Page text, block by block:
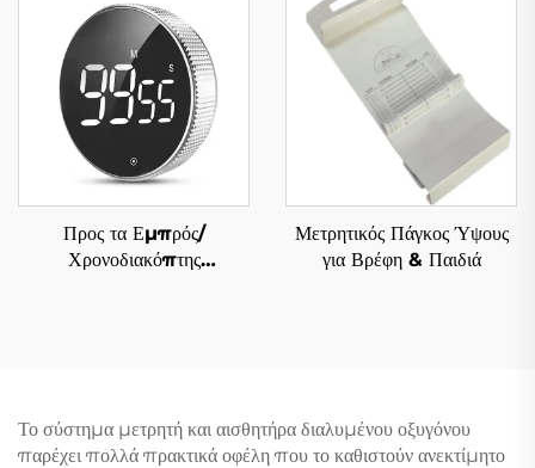
Προς τα Εμπρός/
Χρονοδιακόπτης
Μετρητικός Πάγκος Ύψους
για Βρέφη & Παιδιά
Το σύστημα μετρητή και αισθητήρα διαλυμένου οξυγόνου
παρέχει πολλά πρακτικά οφέλη που το καθιστούν ανεκτίμητο